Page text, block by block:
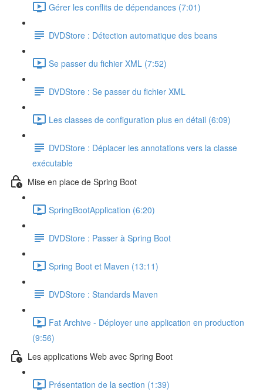
Gérer les conflits de dépendances (7:01)
DVDStore : Détection automatique des beans
Se passer du fichier XML (7:52)
DVDStore : Se passer du fichier XML
Les classes de configuration plus en détail (6:09)
DVDStore : Déplacer les annotations vers la classe
exécutable
Mise en place de Spring Boot
SpringBootApplication (6:20)
DVDStore : Passer à Spring Boot
Spring Boot et Maven (13:11)
DVDStore : Standards Maven
Fat Archive - Déployer une application en production
(9:56)
Les applications Web avec Spring Boot
Présentation de la section (1:39)